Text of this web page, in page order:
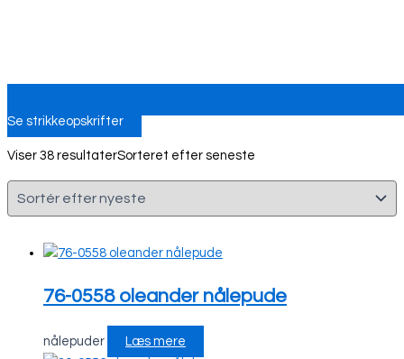
Se strikkeopskrifter
Viser 38 resultaterSorteret efter seneste
76-0558 oleander nålepude
nålepuder Læs mere